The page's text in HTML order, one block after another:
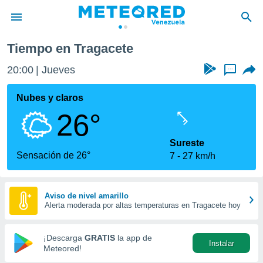
de
ha
calidad.
a este
las
y
forma
digital
basada
Tiempo en Tragacete
20:00 Jueves ...
Nubes y claros
26°
Sensación de 26°
Sureste
7
27 km/h
Aviso de nivel amarillo
Alerta moderada por altas temperaturas en Tragacete hoy
¡Descarga GRATIS la app de
Meteored!
Instalar